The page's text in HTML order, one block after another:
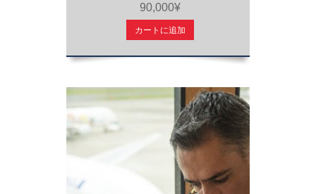
90,000¥
カートに追加